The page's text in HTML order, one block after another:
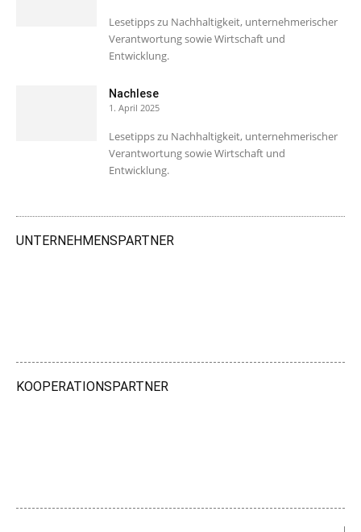
Lesetipps zu Nachhaltigkeit, unternehmerischer
Verantwortung sowie Wirtschaft und
Entwicklung.
Nachlese
1. April 2025
Lesetipps zu Nachhaltigkeit, unternehmerischer
Verantwortung sowie Wirtschaft und
Entwicklung.
UNTERNEHMENSPARTNER
KOOPERATIONSPARTNER